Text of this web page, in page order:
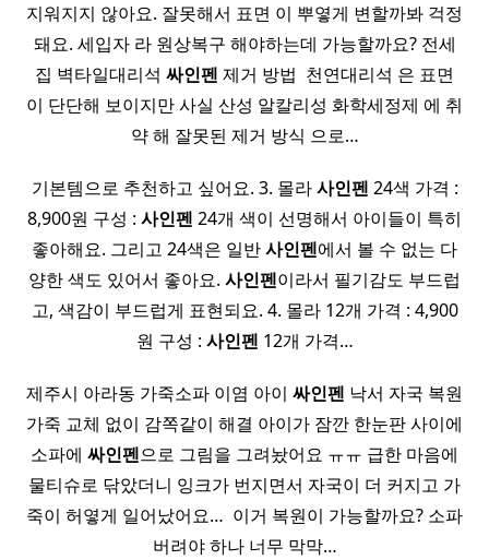
지워지지 않아요. 잘못해서 표면 이 뿌옇게 변할까봐 걱정
돼요. 세입자 라 원상복구 해야하는데 가능할까요? 전세
집 벽타일대리석 싸인펜 제거 방법 ​ 천연대리석 은 표면
이 단단해 보이지만 사실 산성 알칼리성 화학세정제 에 취
약 해 잘못된 제거 방식 으로…
기본템으로 추천하고 싶어요. 3. 몰라사인펜 24색 가격 :
8,900원 구성 : 사인펜 24개 색이 선명해서 아이들이 특히
좋아해요. 그리고 24색은 일반사인펜에서 볼 수 없는 다
양한 색도 있어서 좋아요. 사인펜이라서 필기감도 부드럽
고, 색감이 부드럽게 표현되요. 4. 몰라 12개 가격 : 4,900
원 구성 : 사인펜 12개 가격…
제주시 아라동 가죽소파 이염 아이 싸인펜 낙서 자국 복원
가죽 교체 없이 감쪽같이 해결 아이가 잠깐 한눈판 사이에
소파에 싸인펜으로 그림을 그려놨어요 ㅠㅠ 급한 마음에
물티슈로 닦았더니 잉크가 번지면서 자국이 더 커지고 가
죽이 허옇게 일어났어요… ​ 이거 복원이 가능할까요? 소파
버려야 하나 너무 막막…